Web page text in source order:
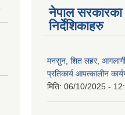
नेपाल
निर्देशिकाहरु
मनसुन, शित लहर,
प्रतिकार्य आपत्कालीन
मिति: 06/10/2025 -